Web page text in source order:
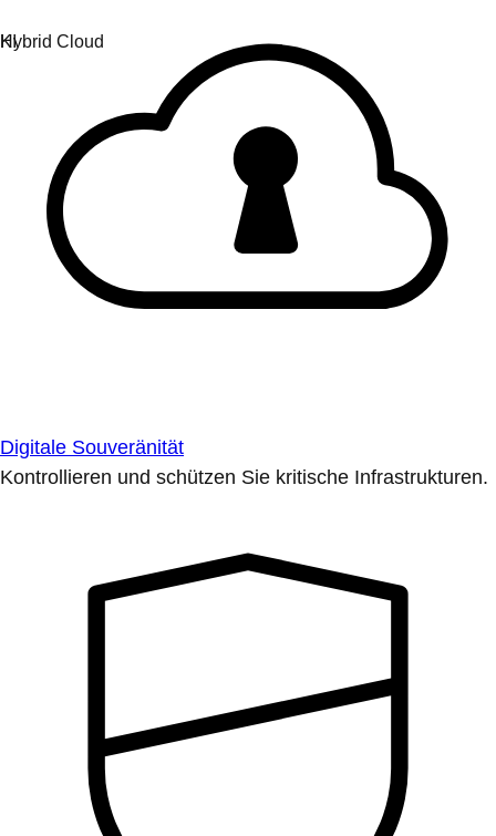
Digitale Souveränität
Kontrollieren und schützen Sie kritische Infrastrukturen.